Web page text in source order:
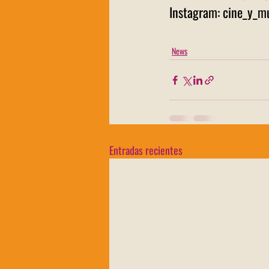
Instagram:
News
Entradas recientes